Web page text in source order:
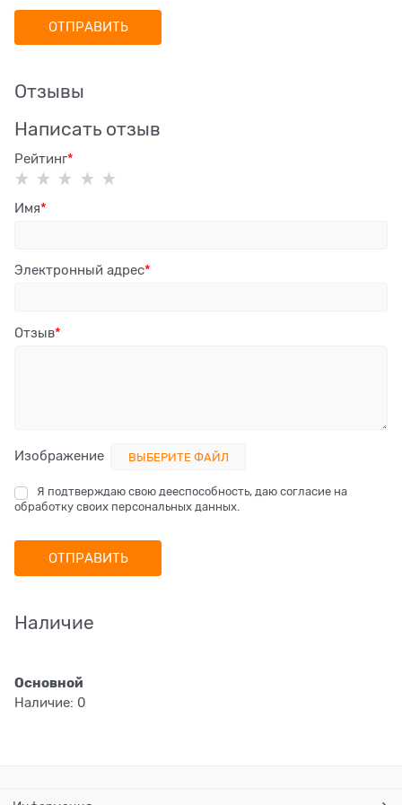
Отзывы
Написать отзыв
Рейтинг
Имя
Электронный адрес
Отзыв
Изображение ВЫБЕРИТЕ ФАЙЛ
Я подтверждаю свою дееспособность, даю согласие на
обработку своих персональных данных.
Наличие
Основной
Наличие: 0